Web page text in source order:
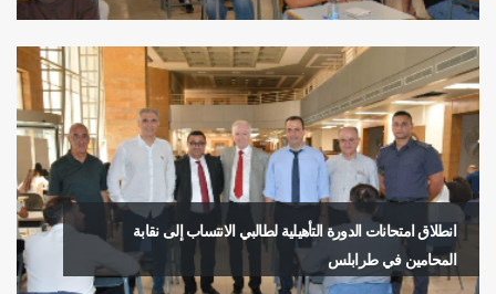
انطلاق امتحانات الدورة التأهيلية لطالبي الانتساب إلى نقابة
المحامين في طرابلس